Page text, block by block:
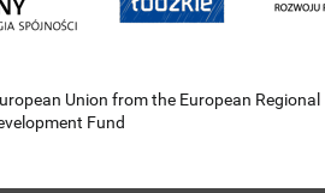
Union from the European Regional
Fund